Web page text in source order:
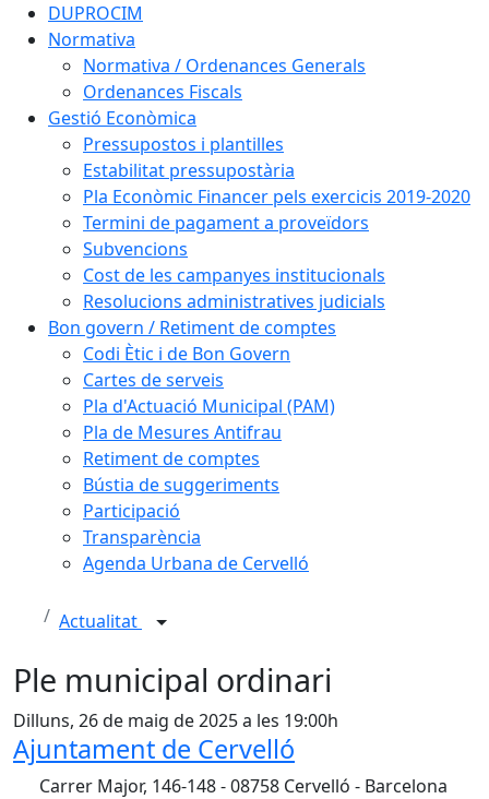
DUPROCIM
Normativa
Normativa / Ordenances Generals
Ordenances Fiscals
Gestió Econòmica
Pressupostos i plantilles
Estabilitat pressupostària
Pla Econòmic Financer pels exercicis 2019-2020
Termini de pagament a proveïdors
Subvencions
Cost de les campanyes institucionals
Resolucions administratives judicials
Bon govern / Retiment de comptes
Codi Ètic i de Bon Govern
Cartes de serveis
Pla d'Actuació Municipal (PAM)
Pla de Mesures Antifrau
Retiment de comptes
Bústia de suggeriments
Participació
Transparència
Agenda Urbana de Cervelló
Actualitat
Ple municipal ordinari
Dilluns, 26 de maig de 2025 a les 19:00h
Ajuntament de Cervelló
Carrer Major, 146-148 - 08758 Cervelló - Barcelona